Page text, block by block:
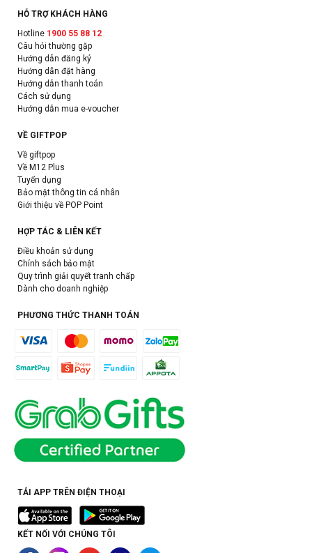
HỖ TRỢ KHÁCH HÀNG
Hotline 1900 55 88 12
Câu hỏi thường gặp
Hướng dẫn đăng ký
Hướng dẫn đặt hàng
Hướng dẫn thanh toán
Cách sử dụng
Hướng dẫn mua e-voucher
VỀ GIFTPOP
Về giftpop
Về M12 Plus
Tuyển dụng
Bảo mật thông tin cá nhân
Giới thiệu về POP Point
HỢP TÁC & LIÊN KẾT
Điều khoản sử dụng
Chính sách bảo mật
Quy trình giải quyết tranh chấp
Dành cho doanh nghiệp
PHƯƠNG THỨC THANH TOÁN
TẢI APP TRÊN ĐIỆN THOẠI
KẾT NỐI VỚI CHÚNG TÔI